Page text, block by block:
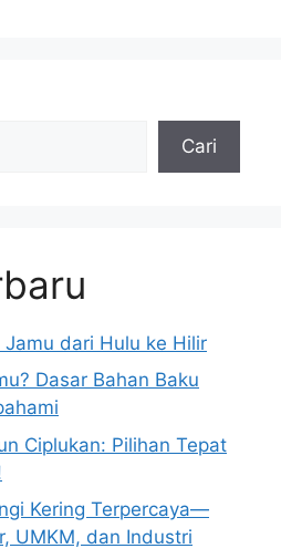
Cari
dari Hulu ke Hilir
Dasar Bahan Baku
Ciplukan: Pilihan Tepat
Kering Terpercaya—
UMKM, dan Industri